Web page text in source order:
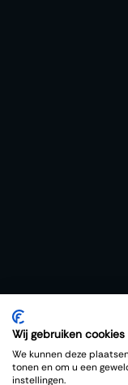
Wij gebruiken cookies
We kunnen deze
tonen en om u een
instellingen.